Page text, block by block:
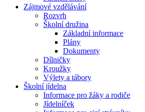
Zájmové vzdělávání
Rozvrh
Školní družina
Základní informace
Plány
Dokumenty
Dílničky
Kroužky
Výlety a tábory
Školní jídelna
Informace pro žáky a rodiče
Jídelníček